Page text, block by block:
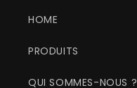
HOME
PRODUITS
QUI SOMMES-NOUS ?